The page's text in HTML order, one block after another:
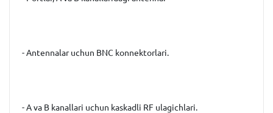
- Antennalar uchun BNC konnektorlari.
- A va B kanallari uchun kaskadli RF ulagichlari.